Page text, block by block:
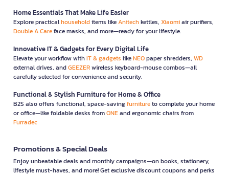
Home Essentials That Make Life Easier
Explore practicalhouseholditems likeAnitechkettles, Xiaomiair purifiers,
Double A Careface masks, and more—ready for your lifestyle.
Innovative IT & Gadgets for Every Digital Life
Elevate your workflow withIT & gadgets likeNEOpaper shredders, WD
external drives, andGEEZERwireless keyboard-mouse combos—all
carefully selected for convenience and security.
Functional & Stylish Furniture for Home & Office
B2S also offers functional, space-savingfurnitureto complete your home
or office—like foldable desks fromONEand ergonomic chairs from
Furradec
Promotions & Special Deals
Enjoy unbeatable deals and monthly campaigns—on books, stationery,
lifestyle must-haves, and more! Get exclusive discount coupons and perks